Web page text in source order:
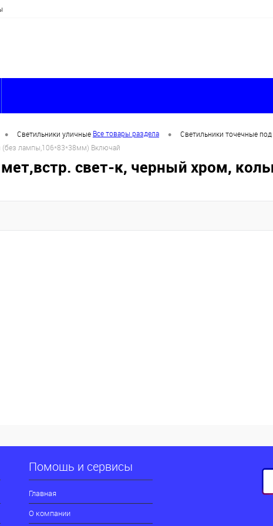
• Светильники уличные Все товары раздела • Светильники точечные под
(без лампы,106*83*38мм) Включай
свет-к, черный хром,
Помощь и сервисы
Главная
О компании